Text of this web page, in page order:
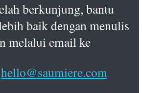
berkunjung, bantu
baik dengan menulis
melalui email ke
hello@saumiere.com